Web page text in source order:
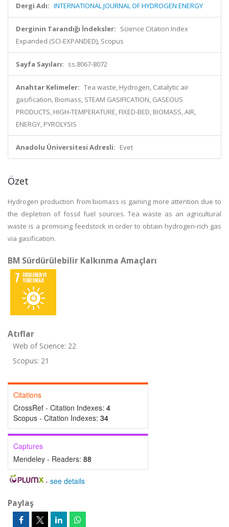
Dergi Adı: INTERNATIONAL JOURNAL OF HYDROGEN ENERGY
Derginin Tarandığı İndeksler: Science Citation Index
Expanded (SCI-EXPANDED), Scopus
Sayfa Sayıları: ss.8067-8072
Anahtar Kelimeler: Tea waste, Hydrogen, Catalytic air
gasification, Biomass, STEAM GASIFICATION, GASEOUS
PRODUCTS, HIGH-TEMPERATURE, FIXED-BED, BIOMASS, AIR,
ENERGY, PYROLYSIS
Anadolu Üniversitesi Adresli: Evet
Özet
Hydrogen production from biomass is gaining more attention due to
the depletion of fossil fuel sources. Tea waste as an agricultural
waste is a promising feedstock in order to obtain hydrogen-rich gas
via gasification.
BM Sürdürülebilir Kalkınma Amaçları
Atıflar
Web of Science: 22
Scopus: 21
Citations
CrossRef - Citation Indexes: 4
Scopus - Citation Indexes: 34
Captures
Mendeley - Readers: 88
- see details
Paylaş